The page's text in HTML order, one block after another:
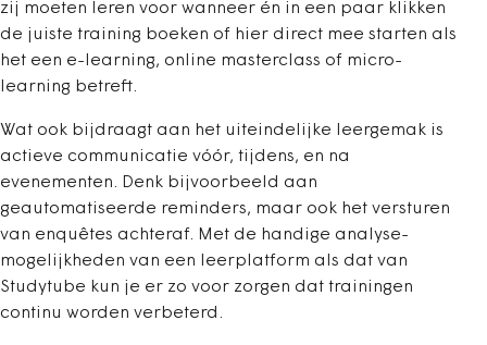
zij moeten leren voor wanneer én in een paar klikken
de juiste training boeken of hier direct mee starten als
het een e-learning, online masterclass of micro-
learning betreft.
Wat ook bijdraagt aan het uiteindelijke leergemak is
actieve communicatie vóór, tijdens, en na
evenementen. Denk bijvoorbeeld aan
geautomatiseerde reminders, maar ook het versturen
van enquêtes achteraf. Met de handige analyse-
mogelijkheden van een leerplatform als dat van
Studytube kun je er zo voor zorgen dat trainingen
continu worden verbeterd.